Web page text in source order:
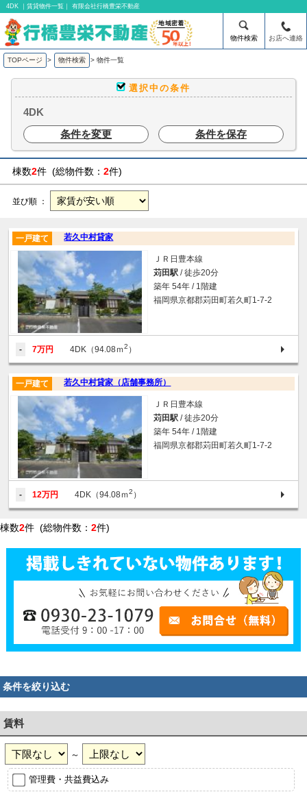
4DK ｜賃貸物件一覧｜ 有限会社行橋豊栄不動産
物件検索 お店へ連絡
TOPページ > 物件検索 > 物件一覧
選択中の条件
4DK
条件を変更
条件を保存
棟数2件 (総物件数： 2件)
並び順 ：
若久中村貸家
一戸建て
ＪＲ日豊本線
苅田駅 / 徒歩20分
築年 54年 / 1階建
福岡県京都郡苅田町若久町1-7-2
- 7万円 4DK（94.08ｍ2 ）
若久中村貸家（店舗事務所）
一戸建て
ＪＲ日豊本線
苅田駅 / 徒歩20分
築年 54年 / 1階建
福岡県京都郡苅田町若久町1-7-2
- 12万円 4DK（94.08ｍ2 ）
棟数2件 (総物件数： 2件)
条件を絞り込む
賃料
～
管理費・共益費込み